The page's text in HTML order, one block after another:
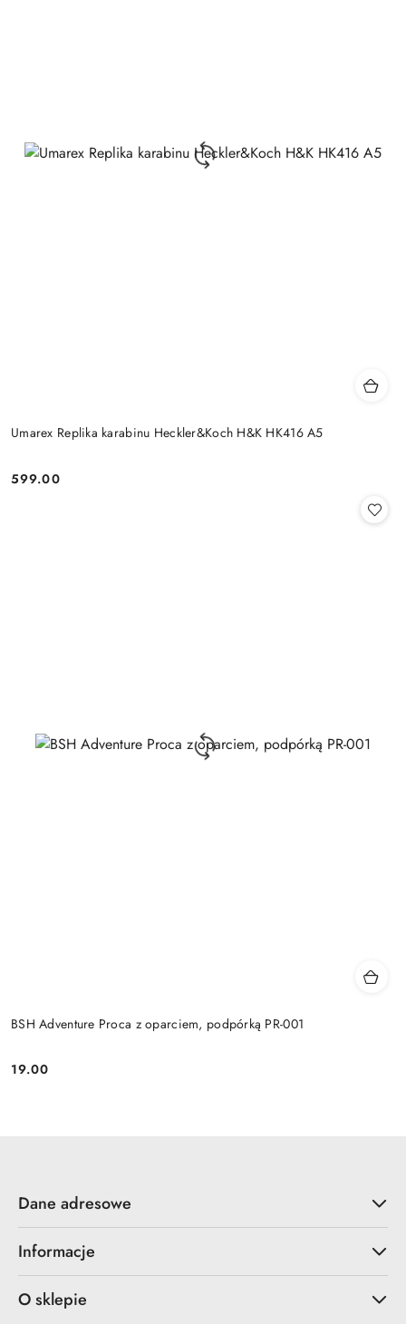
Umarex Replika karabinu Heckler&Koch H&K HK416 A5
Cena:
599.00
BSH Adventure Proca z oparciem, podpórką PR-001
Cena:
19.00
Dane adresowe
Informacje
O sklepie